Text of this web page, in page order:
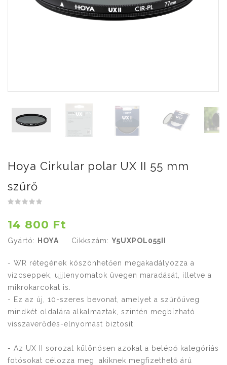
Hoya Cirkular polar UX II 55 mm
szűrő
14 800 Ft
Gyártó: HOYA Cikkszám: Y5UXPOL055II
- WR rétegének köszönhetően megakadályozza a
vízcseppek, ujjlenyomatok üvegen maradását, illetve a
mikrokarcokat is.
- Ez az új, 10-szeres bevonat, amelyet a szűrőüveg
mindkét oldalára alkalmaztak, szintén megbízható
visszaverődés-elnyomást biztosít.
- Az UX II sorozat különösen azokat a belépő kategóriás
fotósokat célozza meg, akiknek megfizethető árú